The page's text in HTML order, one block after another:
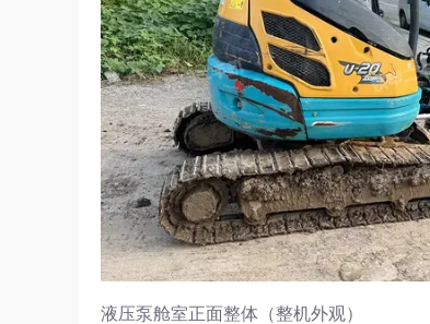
液压泵舱室正面整体（整机外观）